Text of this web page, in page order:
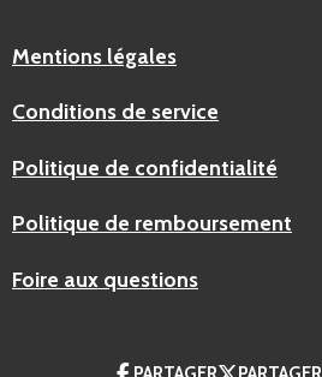
Mentions légales
Conditions de service
Politique de confidentialité
Politique de remboursement
Foire aux questions